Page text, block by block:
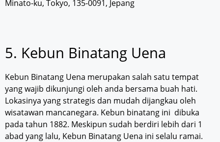
Minato-ku, Tokyo, 135-0091, Jepang
5. Kebun Binatang Uena
Kebun Binatang Uena merupakan salah satu tempat
yang wajib dikunjungi oleh anda bersama buah hati.
Lokasinya yang strategis dan mudah dijangkau oleh
wisatawan mancanegara. Kebun binatang ini dibuka
pada tahun 1882. Meskipun sudah berdiri lebih dari 1
abad yang lalu, Kebun Binatang Uena ini selalu ramai.